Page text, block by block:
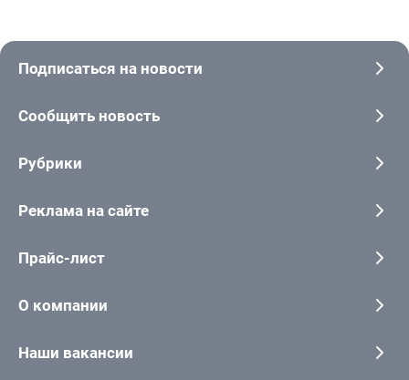
Подписаться на новости
Сообщить новость
Рубрики
Реклама на сайте
Прайс-лист
О компании
Наши вакансии